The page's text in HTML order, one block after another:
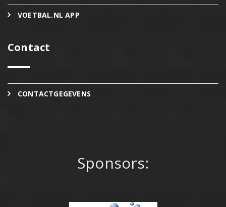
VOETBAL.NL APP
Contact
CONTACTGEGEVENS
Sponsors: